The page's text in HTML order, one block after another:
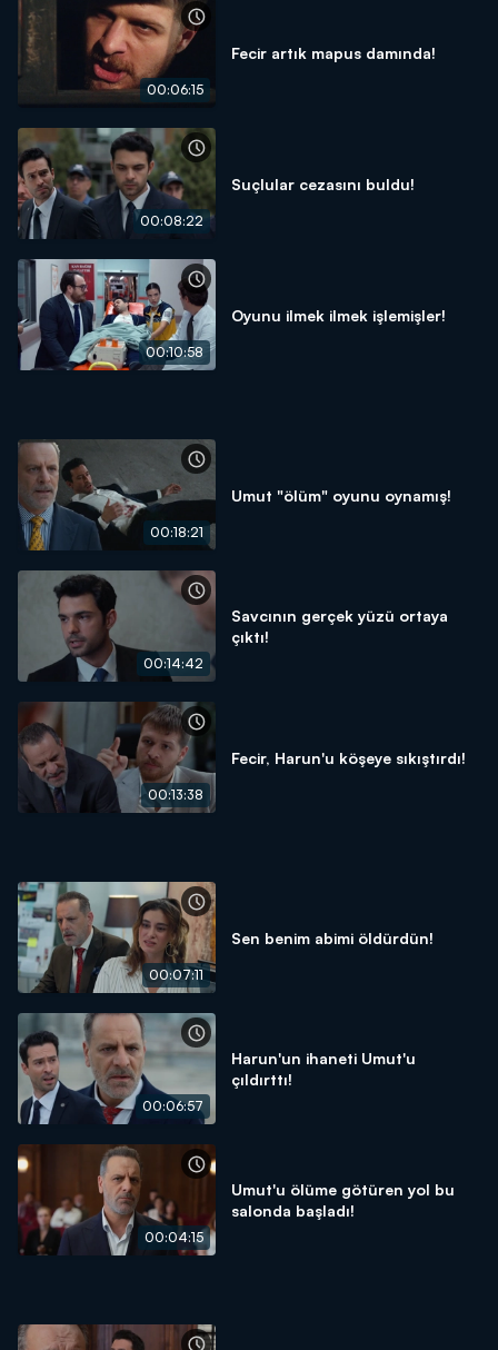
00:06:15
Fecir artık mapus damında!
00:08:22
Suçlular cezasını buldu!
00:10:58
Oyunu ilmek ilmek işlemişler!
00:18:21
Umut "ölüm" oyunu oynamış!
00:14:42
Savcının gerçek yüzü ortaya
çıktı!
00:13:38
Fecir, Harun'u köşeye sıkıştırdı!
00:07:11
Sen benim abimi öldürdün!
00:06:57
Harun'un ihaneti Umut'u
çıldırttı!
00:04:15
Umut'u ölüme götüren yol bu
salonda başladı!